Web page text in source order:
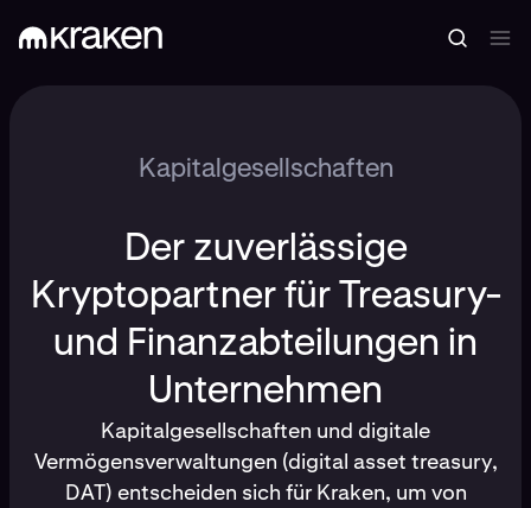
Kapitalgesellschaften
Der zuverlässige
Kryptopartner für Treasury-
und Finanzabteilungen in
Unternehmen
Kapitalgesellschaften und digitale
Vermögensverwaltungen (digital asset treasury,
DAT) entscheiden sich für Kraken, um von